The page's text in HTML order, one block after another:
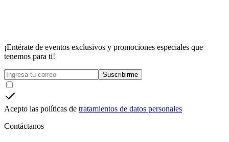
¡Entérate de eventos exclusivos y promociones especiales que
tenemos para ti!
Suscribirme
Acepto las políticas de tratamientos de datos personales
Contáctanos